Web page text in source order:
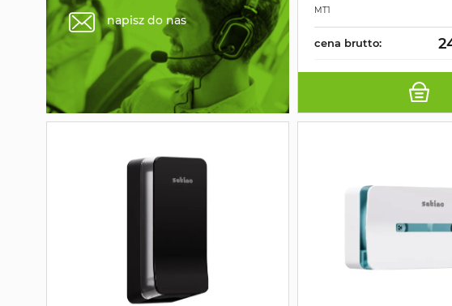
napisz do nas
MT1
cena brutto: